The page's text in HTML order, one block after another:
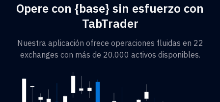
Opere con {base} sin esfuerzo con
TabTrader
Nuestra aplicación ofrece operaciones fluidas en 22
exchanges con más de 20.000 activos disponibles.